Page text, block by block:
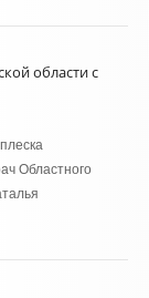
области с
Областного